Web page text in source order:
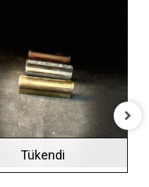
Tükendi